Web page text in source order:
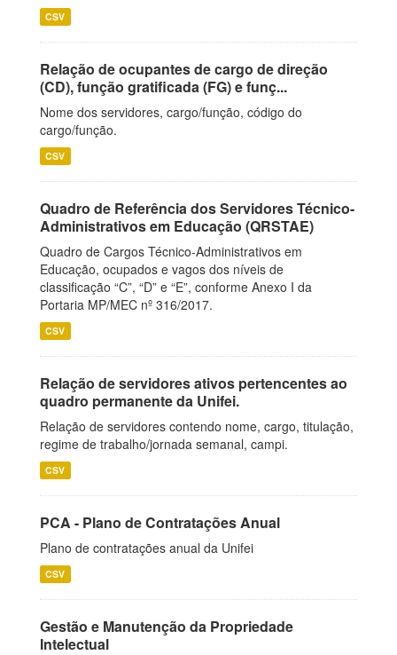
CSV
Relação de ocupantes de cargo de direção
(CD), função gratificada (FG) e funç...
Nome dos servidores, cargo/função, código do
cargo/função.
CSV
Quadro de Referência dos Servidores Técnico-
Administrativos em Educação (QRSTAE)
Quadro de Cargos Técnico-Administrativos em
Educação, ocupados e vagos dos níveis de
classificação “C”, “D” e “E”, conforme Anexo I da
Portaria MP/MEC nº 316/2017.
CSV
Relação de servidores ativos pertencentes ao
quadro permanente da Unifei.
Relação de servidores contendo nome, cargo, titulação,
regime de trabalho/jornada semanal, campi.
CSV
PCA - Plano de Contratações Anual
Plano de contratações anual da Unifei
CSV
Gestão e Manutenção da Propriedade
Intelectual